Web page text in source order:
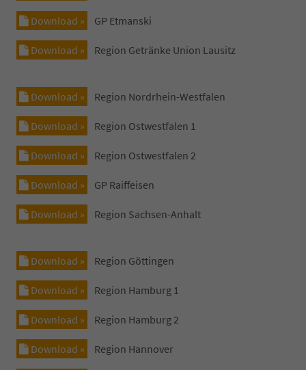
Download » GP Etmanski
Download » Region Getränke Union Lausitz
Download » Region Nordrhein-Westfalen
Download » Region Ostwestfalen 1
Download » Region Ostwestfalen 2
Download » GP Raiffeisen
Download » Region Sachsen-Anhalt
Download » Region Göttingen
Download » Region Hamburg 1
Download » Region Hamburg 2
Download » Region Hannover